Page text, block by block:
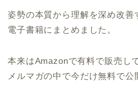
姿勢の本質から理解を深め改善
電子書籍にまとめました。
本来はAmazonで有料で販売し
メルマガの中で今だけ無料で公